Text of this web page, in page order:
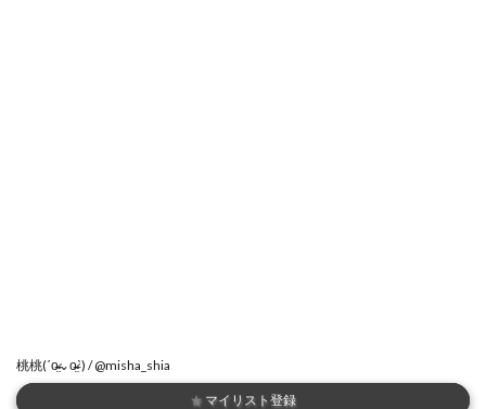
桃桃(ˊo̴̶̷̤⌄o̴̶̷̤ˋ) / @misha_shia
★ マイリスト登録